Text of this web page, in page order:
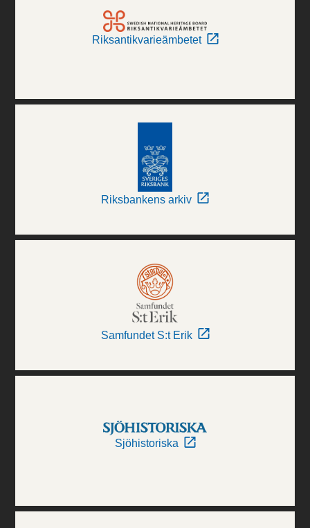
Riksantikvarieämbetet
Riksbankens arkiv
Samfundet S:t Erik
Sjöhistoriska